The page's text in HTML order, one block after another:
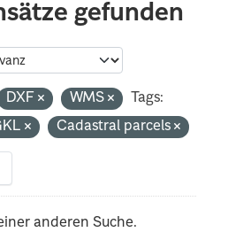
gefunden
DXF WMS
Tags:
Cadastral parcels
anderen Suche.